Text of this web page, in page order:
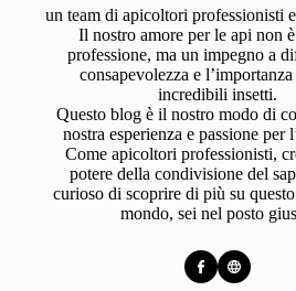
un team di apicoltori professionisti
Il nostro amore per le api non
professione, ma un impegno a
consapevolezza e
incredibili insetti.
Questo blog è il nostro modo di
nostra esperienza e passione per
Come apicoltori professionisti,
potere della condivisione del
curioso di scoprire di più su
mondo, sei nel posto